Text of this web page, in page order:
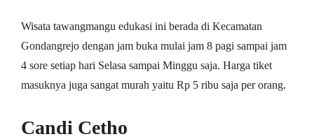
Wisata tawangmangu edukasi ini berada di Kecamatan
Gondangrejo dengan jam buka mulai jam 8 pagi sampai jam
4 sore setiap hari Selasa sampai Minggu saja. Harga tiket
masuknya juga sangat murah yaitu Rp 5 ribu saja per orang.
Candi Cetho